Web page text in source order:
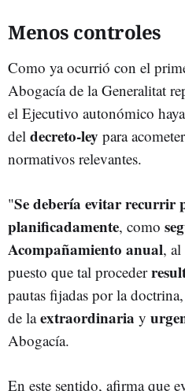
Menos controles
Como ya ocurrió con el
Abogacía de la Generalitat
el Ejecutivo autonómico
del decreto-ley para
normativos relevantes.
"Se debería evitar recurrir
planificadamente, como
Acompañamiento anual,
puesto que tal proceder
pautas fijadas por la
de laextraordinaria y
Abogacía.
En este sentido, afirma que